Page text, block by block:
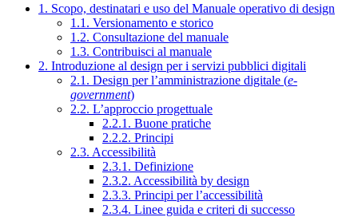
1. Scopo, destinatari e uso del Manuale operativo di design
1.1. Versionamento e storico
1.2. Consultazione del manuale
1.3. Contribuisci al manuale
2. Introduzione al design per i servizi pubblici digitali
2.1. Design per l’amministrazione digitale (e-
government)
2.2. L’approccio progettuale
2.2.1. Buone pratiche
2.2.2. Principi
2.3. Accessibilità
2.3.1. Definizione
2.3.2. Accessibilità by design
2.3.3. Principi per l’accessibilità
2.3.4. Linee guida e criteri di successo